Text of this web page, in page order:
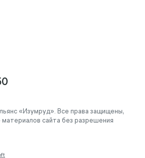
«Изумруд». Все права защищены,
сайта без разрешения